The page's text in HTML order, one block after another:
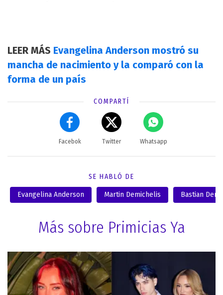
LEER MÁS Evangelina Anderson mostró su
mancha de nacimiento y la comparó con la
forma de un país
COMPARTÍ
Facebok Twitter Whatsapp
SE HABLÓ DE
Evangelina Anderson Martin Demichelis Bastian
Más sobre Primicias Ya